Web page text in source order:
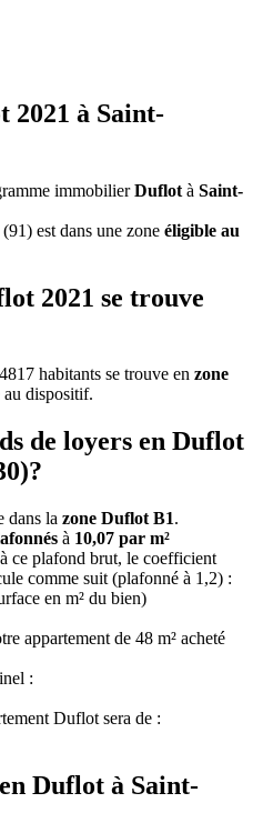
2021 à Saint-
immobilierDuflot à Saint-
(91) est dans une zone éligible au
2021 se trouve
habitants se trouve en zone
au dispositif.
de loyers en Duflot
dans la zone Duflot B1.
à 10,07 par m²
ce plafond brut, le coefficient
comme suit (plafonné à 1,2) :
en m² du bien)
appartement de 48 m² acheté
:
Duflot sera de :
Duflot à Saint-